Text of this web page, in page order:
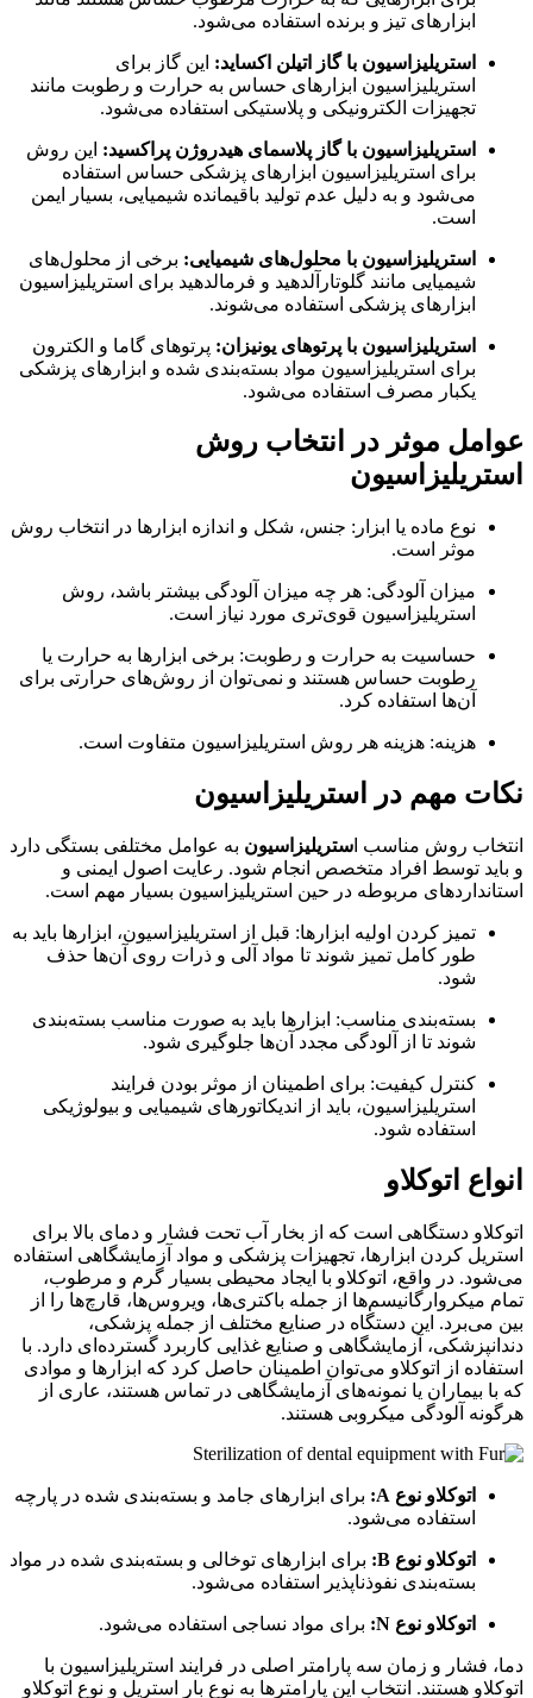
ابزارهای تیز و برنده استفاده می‌شود.
استریلیزاسیون با گاز اتیلن اکساید: این گاز برای
استریلیزاسیون ابزارهای حساس به حرارت و رطوبت مانند
تجهیزات الکترونیکی و پلاستیکی استفاده می‌شود.
استریلیزاسیون با گاز پلاسمای هیدروژن پراکسید: این روش
برای استریلیزاسیون ابزارهای پزشکی حساس استفاده
می‌شود و به دلیل عدم تولید باقیمانده شیمیایی، بسیار ایمن
است.
استریلیزاسیون با محلول‌های شیمیایی: برخی از محلول‌های
شیمیایی مانند گلوتارآلدهید و فرمالدهید برای استریلیزاسیون
ابزارهای پزشکی استفاده می‌شوند.
استریلیزاسیون با پرتوهای یونیزان: پرتوهای گاما و الکترون
برای استریلیزاسیون مواد بسته‌بندی شده و ابزارهای پزشکی
یکبار مصرف استفاده می‌شود.
عوامل موثر در انتخاب روش
استریلیزاسیون
نوع ماده یا ابزار: جنس، شکل و اندازه ابزارها در انتخاب روش
موثر است.
میزان آلودگی: هر چه میزان آلودگی بیشتر باشد، روش
استریلیزاسیون قوی‌تری مورد نیاز است.
حساسیت به حرارت و رطوبت: برخی ابزارها به حرارت یا
رطوبت حساس هستند و نمی‌توان از روش‌های حرارتی برای
آن‌ها استفاده کرد.
هزینه: هزینه هر روش استریلیزاسیون متفاوت است.
نکات مهم در استریلیزاسیون
انتخاب روش مناسب ا ستریلیزاسیون به عوامل مختلفی بستگی دارد
و باید توسط افراد متخصص انجام شود. رعایت اصول ایمنی و
استانداردهای مربوطه در حین استریلیزاسیون بسیار مهم است.
تمیز کردن اولیه ابزارها: قبل از استریلیزاسیون، ابزارها باید به
طور کامل تمیز شوند تا مواد آلی و ذرات روی آن‌ها حذف
شود.
بسته‌بندی مناسب: ابزارها باید به صورت مناسب بسته‌بندی
شوند تا از آلودگی مجدد آن‌ها جلوگیری شود.
کنترل کیفیت: برای اطمینان از موثر بودن فرایند
استریلیزاسیون، باید از اندیکاتورهای شیمیایی و بیولوژیکی
استفاده شود.
انواع اتوکلاو
اتوکلاو دستگاهی است که از بخار آب تحت فشار و دمای بالا برای
استریل کردن ابزارها، تجهیزات پزشکی و مواد آزمایشگاهی استفاده
می‌شود. در واقع، اتوکلاو با ایجاد محیطی بسیار گرم و مرطوب،
تمام میکروارگانیسم‌ها از جمله باکتری‌ها، ویروس‌ها، قارچ‌ها را از
بین می‌برد. این دستگاه در صنایع مختلف از جمله پزشکی،
دندانپزشکی، آزمایشگاهی و صنایع غذایی کاربرد گسترده‌ای دارد. با
استفاده از اتوکلاو می‌توان اطمینان حاصل کرد که ابزارها و موادی
که با بیماران یا نمونه‌های آزمایشگاهی در تماس هستند، عاری از
هرگونه آلودگی میکروبی هستند.
اتوکلاو نوع A:
برای ابزارهای جامد و بسته‌بندی شده در پارچه
استفاده می‌شود.
اتوکلاو نوع B:
برای ابزارهای توخالی و بسته‌بندی شده در مواد
بسته‌بندی نفوذناپذیر استفاده می‌شود.
اتوکلاو نوع N: برای مواد نساجی استفاده می‌شود.
دما، فشار و زمان سه پارامتر اصلی در فرایند استریلیزاسیون با
اتوکلاو هستند. انتخاب این پارامترها به نوع بار استریل و نوع اتوکلاو